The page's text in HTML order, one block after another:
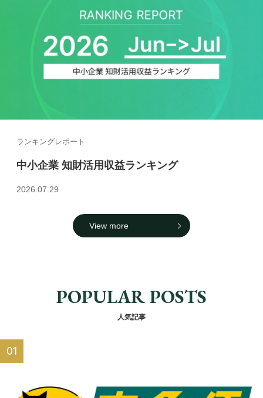
ランキングレポート
中小企業 知財活用収益ランキング
2026.07.29
View more
POPULAR POSTS
人気記事